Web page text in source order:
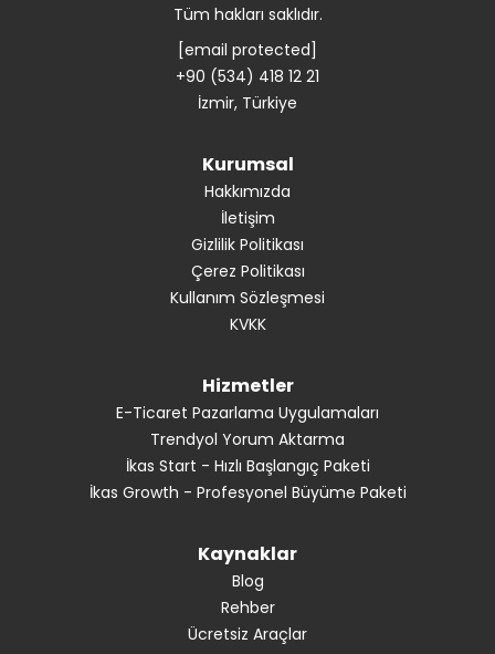
Tüm hakları saklıdır.
[email protected]
+90 (534) 418 12 21
İzmir, Türkiye
Kurumsal
Hakkımızda
İletişim
Gizlilik Politikası
Çerez Politikası
Kullanım Sözleşmesi
KVKK
Hizmetler
E-Ticaret Pazarlama Uygulamaları
Trendyol Yorum Aktarma
İkas Start - Hızlı Başlangıç Paketi
İkas Growth - Profesyonel Büyüme Paketi
Kaynaklar
Blog
Rehber
Ücretsiz Araçlar